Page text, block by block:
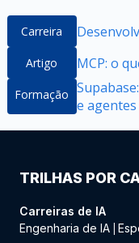
Carreira
Artigo MCP: o
Formação
e agentes
TRILHAS POR
Carreiras de IA
Engenharia de IA